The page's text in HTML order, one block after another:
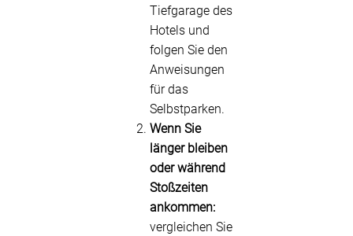
Tiefgarage des
Hotels und
folgen Sie den
Anweisungen
für das
Selbstparken.
Wenn Sie
länger bleiben
oder während
Stoßzeiten
ankommen:
vergleichen Sie